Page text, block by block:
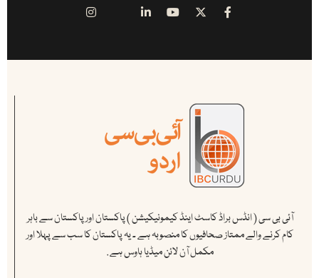
آئی بی سی ( انڈس براڈ کاسٹ اینڈ کیمونیکیشن ) پاکستان اور پاکستان سے باہر
کام کرنے والے ممتاز صحافیوں کا منصوبہ ہے ۔ یہ پاکستان کا سب سے پہلا اور
مکمل آن لائن میڈیا ہاوس ہے .